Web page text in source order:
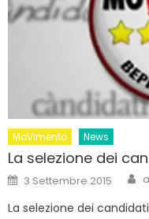
MoVimento News
La selezione dei
Posted
on
3 Settembre 2015
La selezione dei